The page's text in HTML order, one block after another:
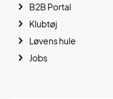
B2B Portal
Klubtøj
Løvens hule
Jobs